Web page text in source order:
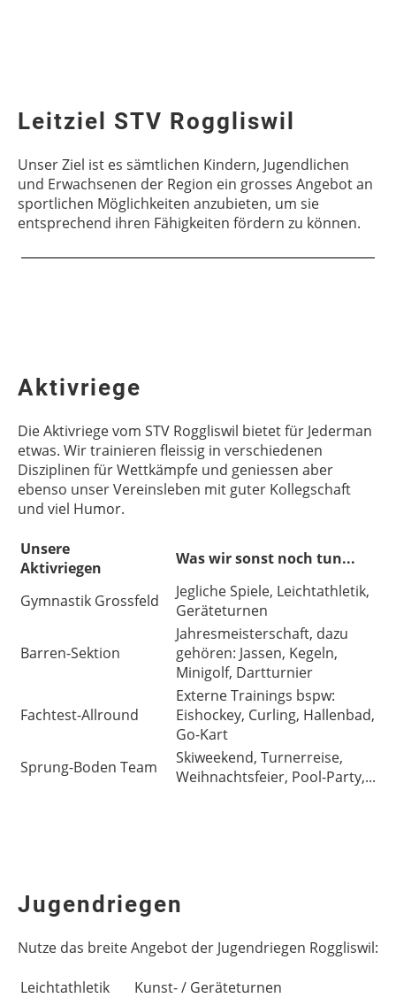
Leitziel STV Roggliswil
Unser Ziel ist es sämtlichen Kindern, Jugendlichen
und Erwachsenen der Region ein grosses Angebot an
sportlichen Möglichkeiten anzubieten, um sie
entsprechend ihren Fähigkeiten fördern zu können.
Aktivriege
Die Aktivriege vom STV Roggliswil bietet für Jederman
etwas. Wir trainieren fleissig in verschiedenen
Disziplinen für Wettkämpfe und geniessen aber
ebenso unser Vereinsleben mit guter Kollegschaft
und viel Humor.
Unsere
Aktivriegen
Was wir sonst noch tun...
Gymnastik Grossfeld
Jegliche Spiele, Leichtathletik,
Geräteturnen
Barren-Sektion
Jahresmeisterschaft, dazu
gehören: Jassen, Kegeln,
Minigolf, Dartturnier
Fachtest-Allround
Externe Trainings bspw:
Eishockey, Curling, Hallenbad,
Go-Kart
Sprung-Boden Team
Skiweekend, Turnerreise,
Weihnachtsfeier, Pool-Party,...
Jugendriegen
Nutze das breite Angebot der Jugendriegen Roggliswil:
Leichtathletik
Kunst- / Geräteturnen